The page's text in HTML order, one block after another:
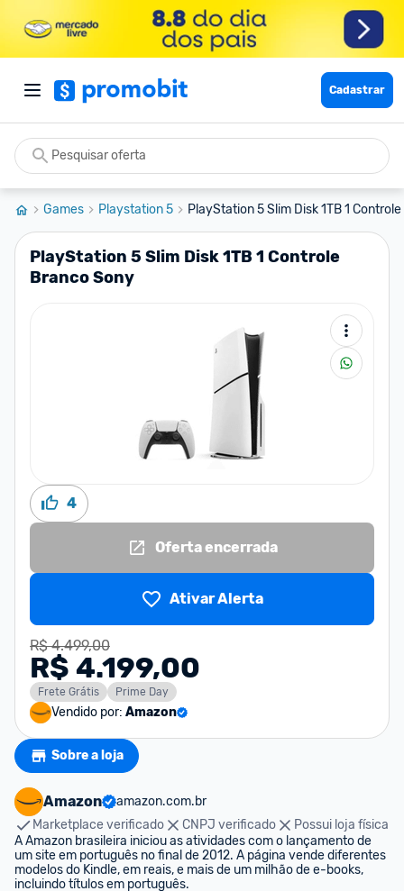
Cadastrar
Games Playstation 5 PlayStation 5 Slim Disk 1TB 1
PlayStation 5 Slim Disk 1TB 1 Controle
Branco Sony
4
Oferta encerrada
Ativar Alerta
R$ 4.499,00
R$ 4.199,00
Frete Grátis Prime Day
Vendido por: Amazon
Sobre a loja
Amazon
amazon.com.br
Marketplace verificado
CNPJ verificado
Possui loja física
A Amazon brasileira iniciou as atividades com o lançamento de
um site em português no final de 2012. A página vende diferentes
modelos do Kindle, em reais, e mais de um milhão de e-books,
incluindo títulos em português.